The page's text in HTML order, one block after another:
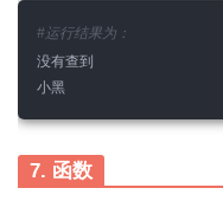
#运行结果为：
没有查到
小黑
7. 函数